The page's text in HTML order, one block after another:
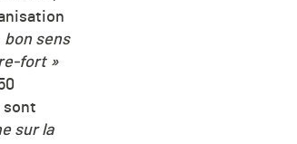
bon sens
fort »
sont
sur la